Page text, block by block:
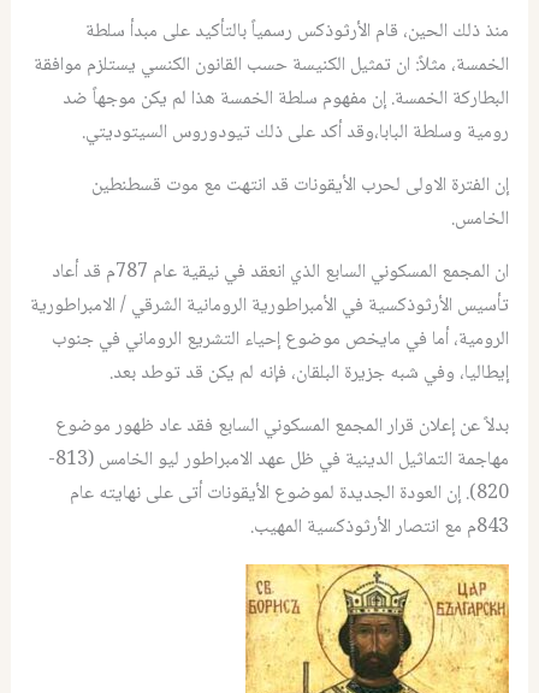
منذ ذلك الحين، قام الأرثوذكس رسمياً بالتأكيد على مبدأ سلطة
الخمسة، مثلاً: ان تمثيل الكنيسة حسب القانون الكنسي يستلزم موافقة
البطاركة الخمسة. إن مفهوم سلطة الخمسة هذا لم يكن موجهاً ضد
رومية وسلطة البابا،وقد أكد على ذلك تيودوروس السيتوديتي.
إن الفترة الاولى لحرب الأيقونات قد انتهت مع موت قسطنطين
الخامس.
ان المجمع المسكوني السابع الذي انعقد في نيقية عام 787م قد أعاد
تأسيس الأرثوذكسية في الأمبراطورية الرومانية الشرقي / الامبراطورية
الرومية، أما في مايخص موضوع إحياء التشريع الروماني في جنوب
إيطاليا، وفي شبه جزيرة البلقان، فإنه لم يكن قد توطد بعد.
بدلاً عن إعلان قرار المجمع المسكوني السابع فقد عاد ظهور موضوع
مهاجمة التماثيل الدينية في ظل عهد الامبراطور ليو الخامس (813-
820). إن العودة الجديدة لموضوع الأيقونات أتى على نهايته عام
843م مع انتصار الأرثوذكسية المهيب.